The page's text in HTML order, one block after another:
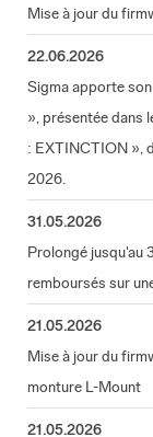
Mise à jour du
22.06.2026
Sigma apporte
», présentée dans
: EXTINCTION »,
2026.
31.05.2026
Prolongé jusqu'au
remboursés sur
21.05.2026
Mise à jour du
monture L-Mount
21.05.2026